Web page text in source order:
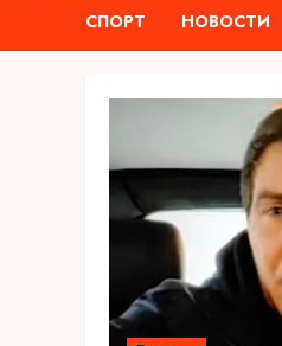
СПОРТ НОВОСТИ